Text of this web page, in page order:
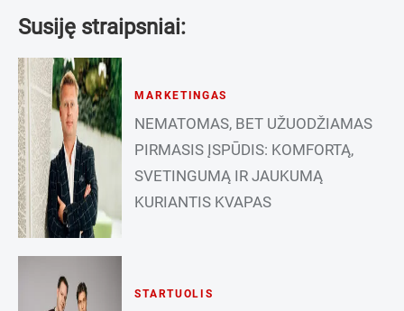
Susiję straipsniai:
MARKETINGAS
NEMATOMAS, BET UŽUODŽIAMAS
PIRMASIS ĮSPŪDIS: KOMFORTĄ,
SVETINGUMĄ IR JAUKUMĄ
KURIANTIS KVAPAS
STARTUOLIS